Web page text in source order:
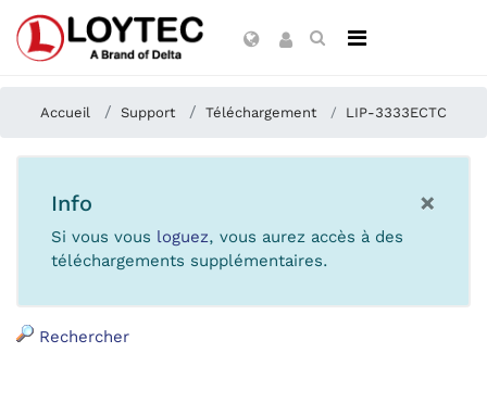
Accueil Support Téléchargement LIP-3333ECTC
×
Info
Si vous vous loguez, vous aurez accès à des
téléchargements supplémentaires.
Rechercher